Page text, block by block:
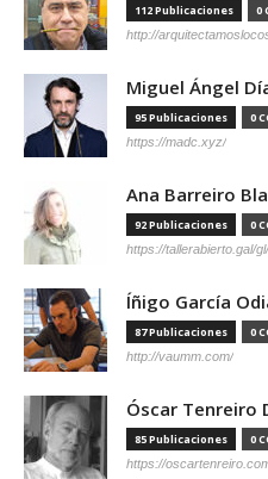
112 Publicaciones 0
http://
Miguel Ángel
95 Publicaciones 0
https://madc.xyz/
Ana Barreiro
92 Publicaciones 0
https://tallerabierto.gal/gl/
Íñigo García
87 Publicaciones 0
http://vaumm.com/
Óscar Tenreiro
85 Publicaciones 0
https://